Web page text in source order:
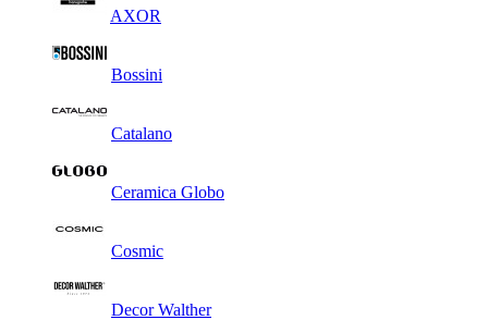
AXOR
Bossini
Catalano
Ceramica Globo
Cosmic
Decor Walther